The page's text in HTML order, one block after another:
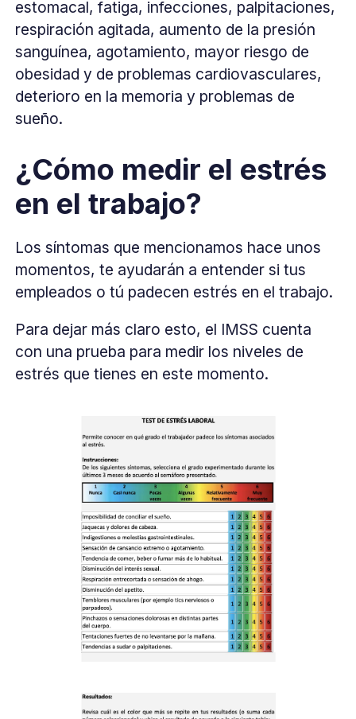
estomacal, fatiga, infecciones, palpitaciones,
respiración agitada, aumento de la presión
sanguínea, agotamiento, mayor riesgo de
obesidad y de problemas cardiovasculares,
deterioro en la memoria y problemas de
sueño.
¿Cómo medir el estrés
en el trabajo?
Los síntomas que mencionamos hace unos
momentos, te ayudarán a entender si tus
empleados o tú padecen estrés en el trabajo.
Para dejar más claro esto, el IMSS cuenta
con una prueba para medir los niveles de
estrés que tienes en este momento.